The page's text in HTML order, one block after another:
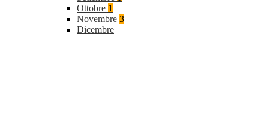
Ottobre 1
Novembre 3
Dicembre